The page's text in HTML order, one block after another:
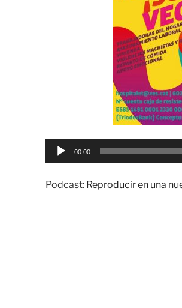
Reproductor
00:00
Podcast: Reproducir en una